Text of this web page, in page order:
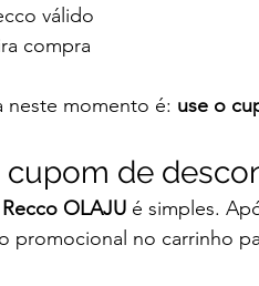
válido
compra
neste momento é: use o
de
OLAJU é simples.
promocional no carrinho